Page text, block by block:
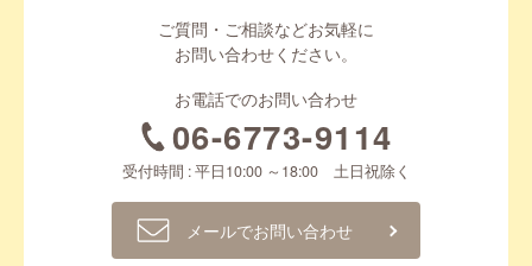
ご質問・ご相談などお気軽に
お問い合わせください。
お電話でのお問い合わせ
06-6773-9114
受付時間 : 平日10:00 ～18:00 土日祝除く
メールでお問い合わせ